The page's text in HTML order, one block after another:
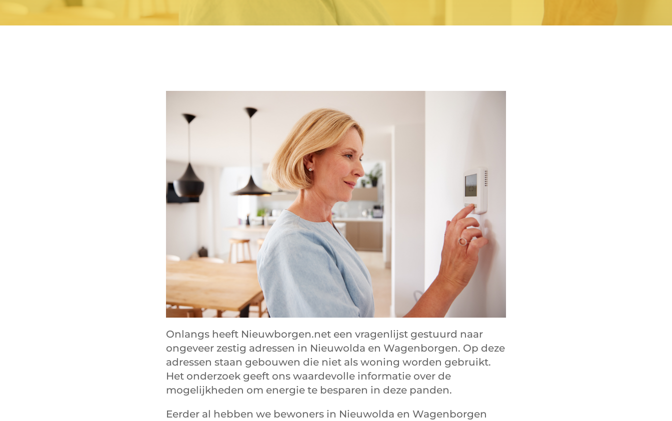
Onlangs heeft Nieuwborgen.net een vragenlijst gestuurd naar
ongeveer zestig adressen in Nieuwolda en Wagenborgen. Op deze
adressen staan gebouwen die niet als woning worden gebruikt.
Het onderzoek geeft ons waardevolle informatie over de
mogelijkheden om energie te besparen in deze panden.
Eerder al hebben we bewoners in Nieuwolda en Wagenborgen